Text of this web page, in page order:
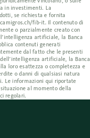
in investimenti. La
se richiesta e fornita
fib-it. Il contenuto di
o parzialmente creato con
artificiale, la Banca
contenuti generati
dal fatto che le presenti
artificiale, la Banca
loro esattezza o completezza e
o danni di qualsiasi natura
Le informazioni qui riportate
al momento della
regolari.